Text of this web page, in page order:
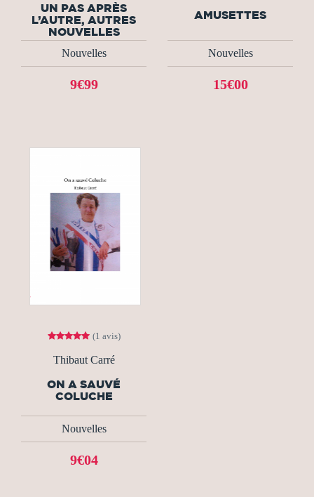
UN PAS APRÈS
L’AUTRE, AUTRES
NOUVELLES
Nouvelles
9€99
AMUSETTES
Nouvelles
15€00
(1 avis)
Thibaut Carré
ON A SAUVÉ
COLUCHE
Nouvelles
9€04